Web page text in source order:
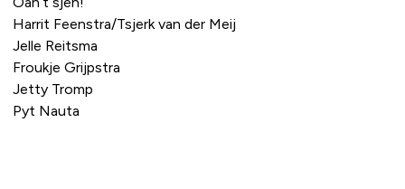
Harrit Feenstra/Tsjerk van der Meij
Jelle Reitsma
Froukje Grijpstra
Jetty Tromp
Pyt Nauta